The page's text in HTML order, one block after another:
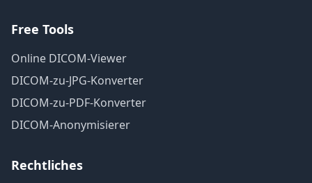
Free Tools
Online DICOM-Viewer
DICOM-zu-JPG-Konverter
DICOM-zu-PDF-Konverter
DICOM-Anonymisierer
Rechtliches